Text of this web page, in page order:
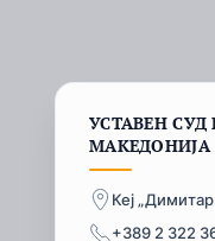
УСТАВЕН
МАКЕДОНИЈА
Кеј
+389 2 322